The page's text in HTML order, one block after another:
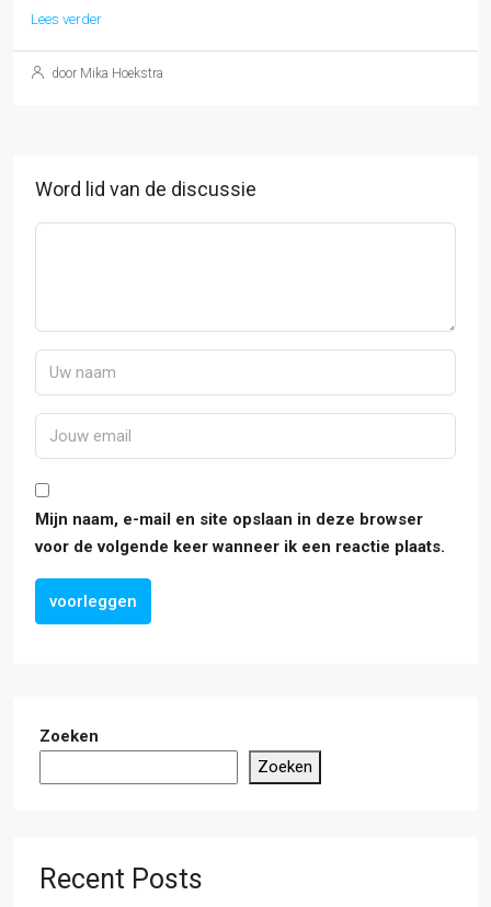
Lees verder
door Mika Hoekstra
Word lid van de discussie
Mijn naam, e-mail en site opslaan in deze browser
voor de volgende keer wanneer ik een reactie plaats.
voorleggen
Zoeken
Zoeken
Recent Posts